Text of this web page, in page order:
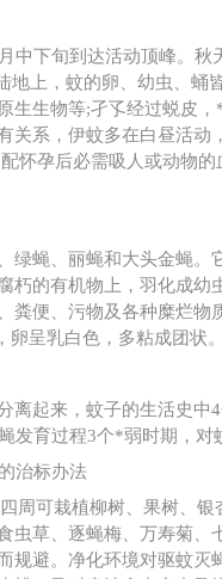
下旬到达活动顶峰。秋
地上，蚊的卵、幼虫、
生生物等;孑孓经过蜕皮
关系，伊蚊多在白昼活
怀孕后必需吸人或动物
蝇、丽蝇和大头金蝇。
朽的有机物上，羽化成
粪便、污物及各种糜烂
卵呈乳白色，多粘成团状
起来，蚊子的生活史中4
发育过程3个*弱时期，
治标办法
可栽植柳树、果树、银
虫草、逐蝇梅、万寿菊
规避。净化环境对驱蚊